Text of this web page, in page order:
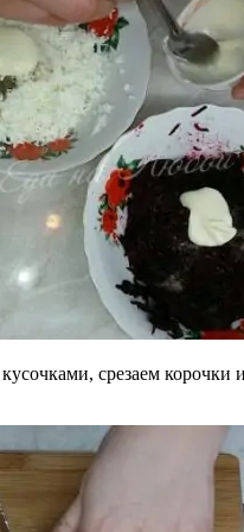
срезаем корочки